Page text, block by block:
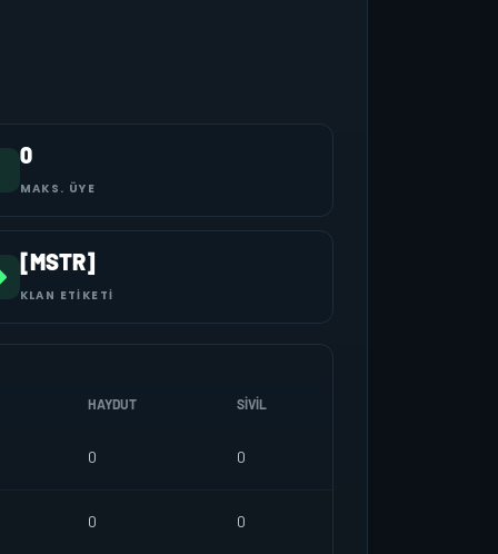
0
MAKS. ÜYE
[MSTR]
KLAN ETIKETI
HAYDUT SIVIL
0 0
0 0